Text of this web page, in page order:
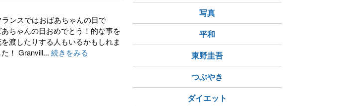
ンスではおばあちゃんの日で
ちゃんの日おめでとう！的な事を
渡したりする人もいるかもしれま
！ Granvill... 続きをみる
写真
平和
東野圭吾
つぶやき
ダイエット